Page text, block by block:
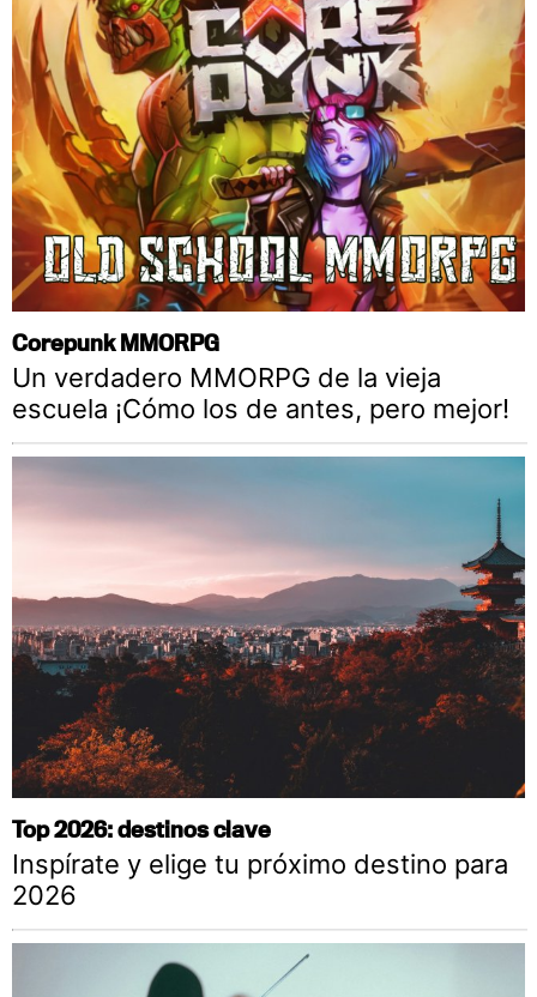
Corepunk MMORPG
Un verdadero MMORPG de la vieja
escuela ¡Cómo los de antes, pero mejor!
Top 2026: destinos clave
Inspírate y elige tu próximo destino para
2026